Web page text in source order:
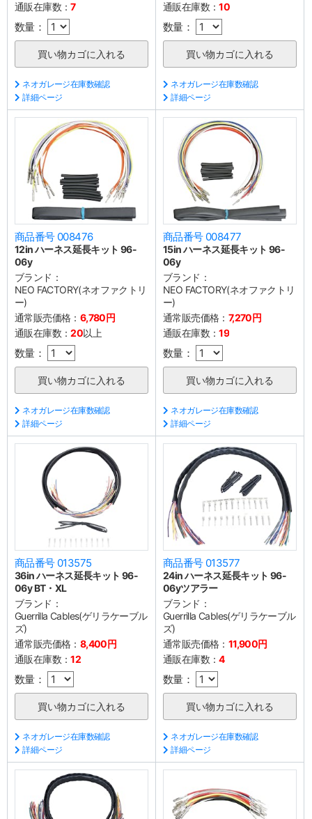
通販在庫数：7
数量：
ネオガレージ在庫数確認
詳細ページ
通販在庫数：10
数量：
ネオガレージ在庫数確認
詳細ページ
商品番号 008476
12in ハーネス延長キット 96-
06y
ブランド：
NEO FACTORY(ネオファクトリ
ー)
通常販売価格： 6,780円
通販在庫数：20以上
数量：
ネオガレージ在庫数確認
詳細ページ
商品番号 008477
15in ハーネス延長キット 96-
06y
ブランド：
NEO FACTORY(ネオファクトリ
ー)
通常販売価格： 7,270円
通販在庫数：19
数量：
ネオガレージ在庫数確認
詳細ページ
商品番号 013575
36in ハーネス延長キット 96-
06y BT・XL
ブランド：
Guerrilla Cables(ゲリラケーブル
ズ)
通常販売価格： 8,400円
通販在庫数：12
数量：
ネオガレージ在庫数確認
詳細ページ
商品番号 013577
24in ハーネス延長キット 96-
06yツアラー
ブランド：
Guerrilla Cables(ゲリラケーブル
ズ)
通常販売価格： 11,900円
通販在庫数：4
数量：
ネオガレージ在庫数確認
詳細ページ